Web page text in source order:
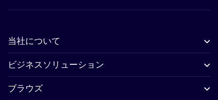
当社について
ビジネスソリューション
ブラウズ